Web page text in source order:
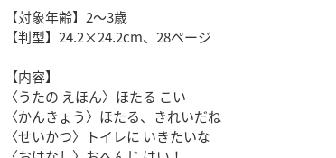
【対象年齢】2〜3歳
【判型】24.2×24.2cm、28ページ
【内容】
〈うたの えほん〉ほたる こい
〈かんきょう〉ほたる、きれいだね
〈せいかつ〉トイレに いきたいな